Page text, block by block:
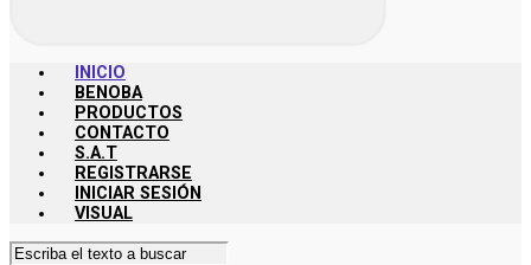
INICIO
BENOBA
PRODUCTOS
CONTACTO
S.A.T
REGISTRARSE
INICIAR SESIÓN
VISUAL